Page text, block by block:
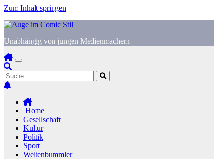
Zum Inhalt springen
Unabhängig von jungen Medienmachern
Home
Gesellschaft
Kultur
Politik
Sport
Weltenbummler